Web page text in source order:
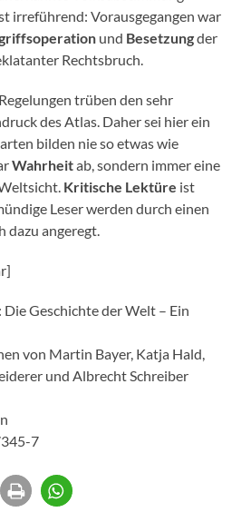
irreführend: Vorausgegangen war
und Besetzungder
Rechtsbruch.
trüben den sehr
des Atlas. Daher sei hier ein
bilden nie so etwas wie
Wahrheitab, sondern immer eine
Kritische Lektüre ist
Leser werden durch einen
dazu angeregt.
Geschichte der Welt – Ein
von Martin Bayer, Katja Hald,
und Albrecht Schreiber
7